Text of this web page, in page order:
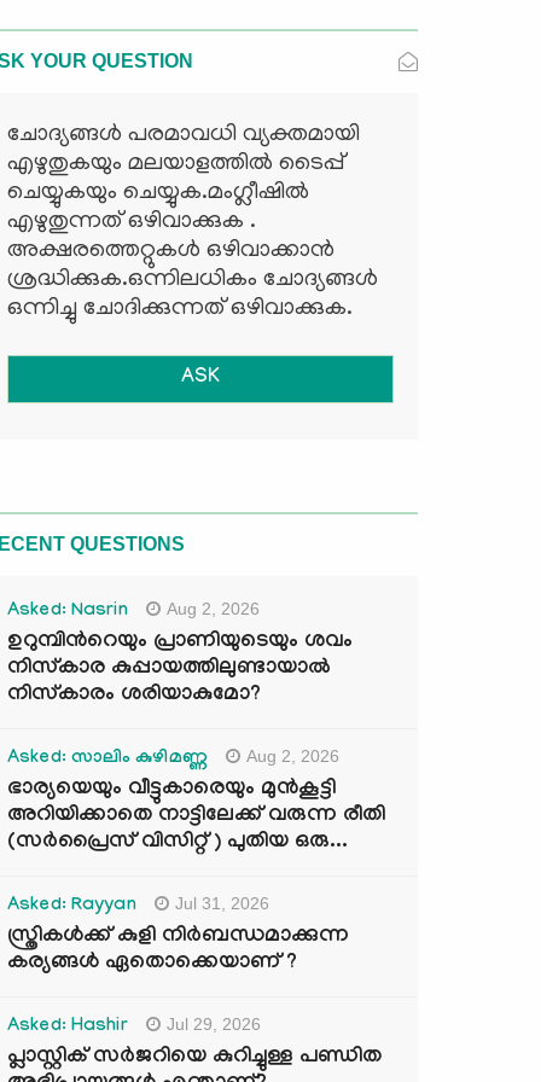
YOUR QUESTION
ചോദ്യങ്ങള്‍ പരമാവധി വ്യക്തമായി
എഴുതുകയും മലയാളത്തില്‍ ടൈപ്പ്
ചെയ്യുകയും ചെയ്യുക.മംഗ്ലീഷില്‍
എഴുതുന്നത് ഒഴിവാക്കുക .
അക്ഷരത്തെറ്റുകള്‍ ഒഴിവാക്കാന്‍
ശ്രദ്ധിക്കുക.ഒന്നിലധികം ചോദ്യങ്ങള്‍
ഒന്നിച്ചു ചോദിക്കുന്നത് ഒഴിവാക്കുക.
ASK
QUESTIONS
Asked: Nasrin Aug 2, 2026
ഉറുമ്പിന്‍റെയും പ്രാണിയുടെയും ശവം
നിസ്കാര കുപ്പായത്തിലുണ്ടായാൽ
നിസ്കാരം ശരിയാകുമോ?
Asked: സാലിം കുഴിമണ്ണ Aug 2, 2026
ഭാര്യയെയും വീട്ടുകാരെയും മുൻകൂട്ടി
അറിയിക്കാതെ നാട്ടിലേക്ക് വരുന്ന രീതി
(സർപ്രൈസ് വിസിറ്റ് ) പുതിയ ഒരു...
Asked: Rayyan Jul 31, 2026
സ്ത്രികൾക്ക് കുളി നിർബന്ധമാക്കുന്ന
കര്യങ്ങൾ ഏതൊക്കെയാണ് ?
Asked: Hashir Jul 29, 2026
പ്ലാസ്റ്റിക് സർജറിയെ കുറിച്ചുള്ള പണ്ഡിത